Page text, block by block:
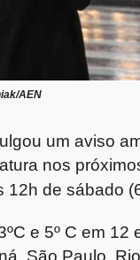
AEN
um aviso
nos
12h de sábado
e 5º C em 12
São Paulo,